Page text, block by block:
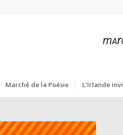
Marché de la Poésie L’Irlande